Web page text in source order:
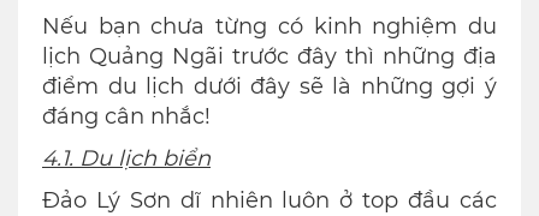
Nếu bạn chưa từng có kinh nghiệm du
lịch Quảng Ngãi trước đây thì những địa
điểm du lịch dưới đây sẽ là những gợi ý
đáng cân nhắc!
4.1. Du lịch biển
Đảo Lý Sơn dĩ nhiên luôn ở top đầu các